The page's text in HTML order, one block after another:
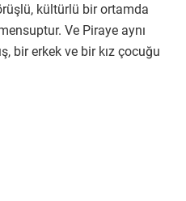
kültürlü bir ortamda
Ve Piraye aynı
bir erkek ve bir kız çocuğu